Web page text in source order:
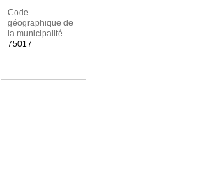
Code
géographique de
la municipalité
75017